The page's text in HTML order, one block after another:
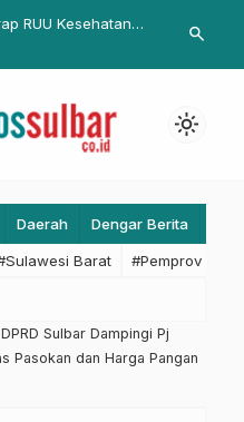
Aspuri di Makassar
Gubernur
2025 dan
search
light_mode
Daerah Dengar Berita
Barat #Pemprov
Sulbar Dampingi Pj
Pasokan dan Harga Pangan